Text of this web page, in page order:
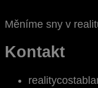
Měníme sny v
Kontakt